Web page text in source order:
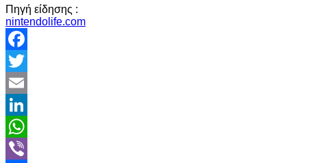
Πηγή είδησης :
nintendolife.com
Facebook
Twitter
Email
LinkedIn
WhatsApp